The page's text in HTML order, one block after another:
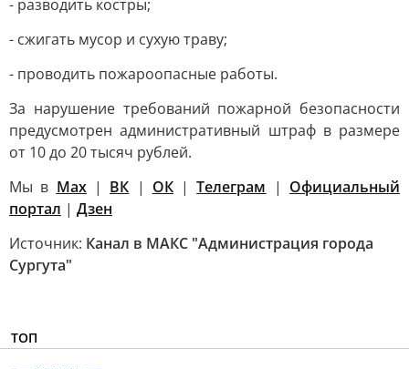
- разводить костры;
- сжигать мусор и сухую траву;
- проводить пожароопасные работы.
За нарушение требований пожарной безопасности
предусмотрен административный штраф в размере
от 10 до 20 тысяч рублей.
Мы в Max| ВК | ОК|Телеграм | Официальный
портал | Дзен
Источник: Канал в МАКС "Администрация города
Сургута"
ТОП